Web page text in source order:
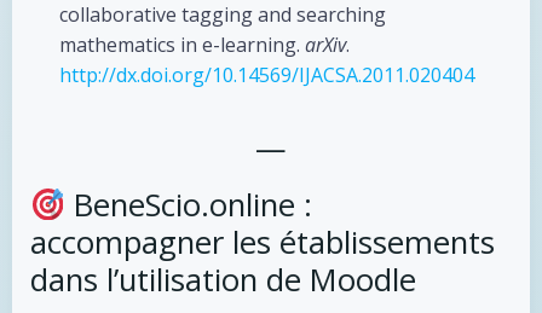
collaborative tagging and searching
mathematics in e-learning. arXiv.
http://dx.doi.org/10.14569/IJACSA.2011.020404
—
BeneScio.online :
accompagner les établissements
dans l’utilisation de Moodle